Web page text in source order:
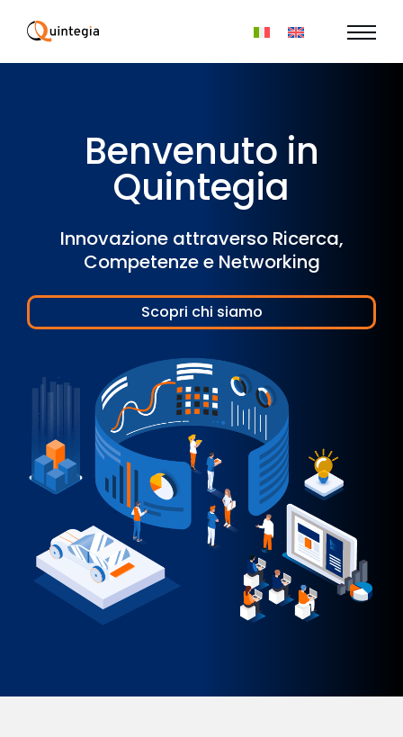
Benvenuto in
Quintegia
Innovazione attraverso Ricerca,
Competenze e Networking
Scopri chi siamo